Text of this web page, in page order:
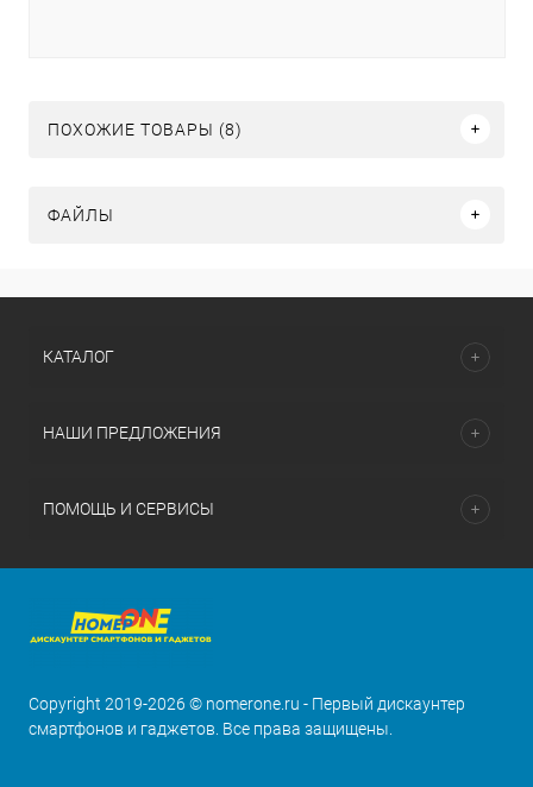
ПОХОЖИЕ ТОВАРЫ (8)
ФАЙЛЫ
КАТАЛОГ
НАШИ ПРЕДЛОЖЕНИЯ
ПОМОЩЬ И СЕРВИСЫ
Copyright 2019-2026 © nomerone.ru - Первый дискаунтер
смартфонов и гаджетов. Все права защищены.